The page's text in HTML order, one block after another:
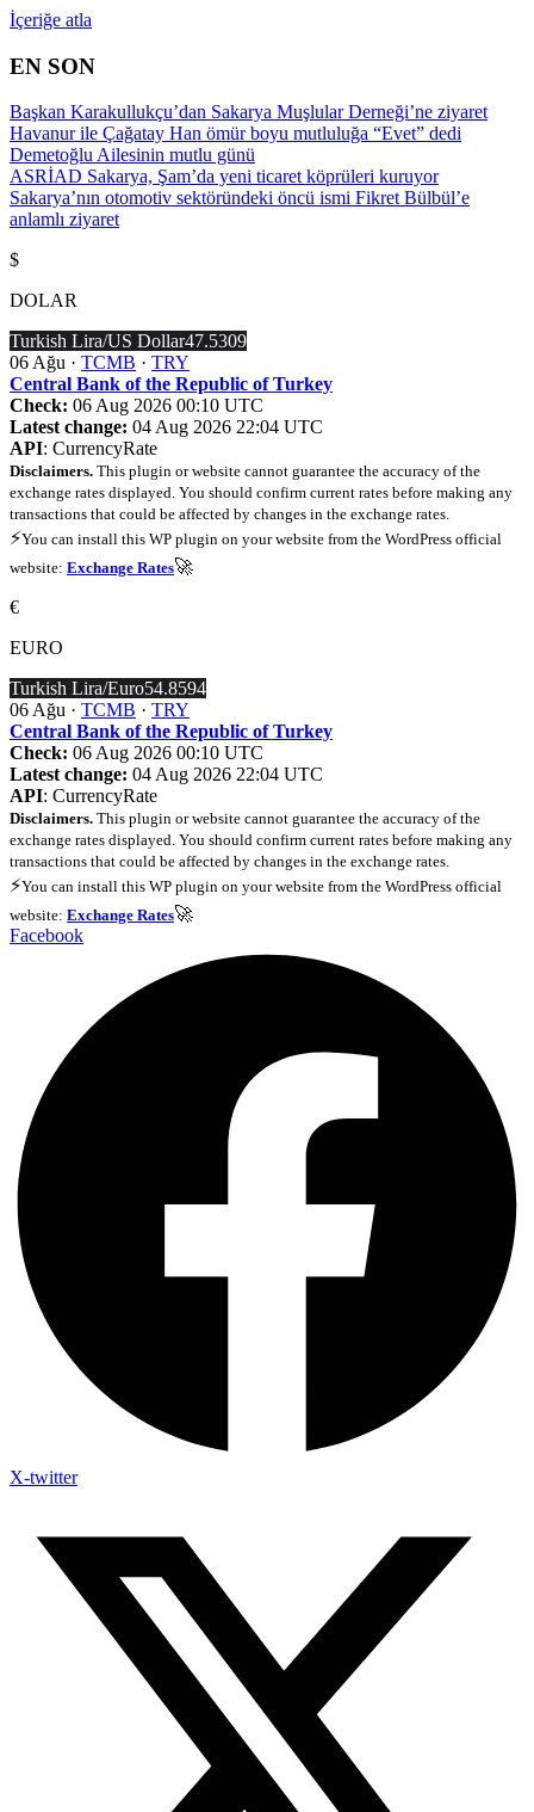
İçeriğe atla
EN SON
Başkan Karakullukçu’dan Sakarya Muşlular Derneği’ne ziyaret
Havanur ile Çağatay Han ömür boyu mutluluğa “Evet” dedi
Demetoğlu Ailesinin mutlu günü
ASRİAD Sakarya, Şam’da yeni ticaret köprüleri kuruyor
Sakarya’nın otomotiv sektöründeki öncü ismi Fikret Bülbül’e
anlamlı ziyaret
$
DOLAR
Turkish Lira/US Dollar47.5309
06 Ağu · TCMB · TRY
Central Bank of the Republic of Turkey
Check: 06 Aug 2026 00:10 UTC
Latest change: 04 Aug 2026 22:04 UTC
API: CurrencyRate
Disclaimers. This plugin or website cannot guarantee the accuracy of the
exchange rates displayed. You should confirm current rates before making any
transactions that could be affected by changes in the exchange rates.
⚡You can install this WP plugin on your website from the WordPress official
website: Exchange Rates🚀
€
EURO
Turkish Lira/Euro54.8594
06 Ağu · TCMB · TRY
Central Bank of the Republic of Turkey
Check: 06 Aug 2026 00:10 UTC
Latest change: 04 Aug 2026 22:04 UTC
API: CurrencyRate
Disclaimers. This plugin or website cannot guarantee the accuracy of the
exchange rates displayed. You should confirm current rates before making any
transactions that could be affected by changes in the exchange rates.
⚡You can install this WP plugin on your website from the WordPress official
website: Exchange Rates🚀
Facebook
X-twitter